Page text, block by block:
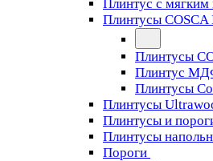
Плинтус с мягким
Плинтусы COSCA
Плинтусы
Плинтус
Плинтусы
Плинтусы
Плинтусы и
Плинтусы
Пороги